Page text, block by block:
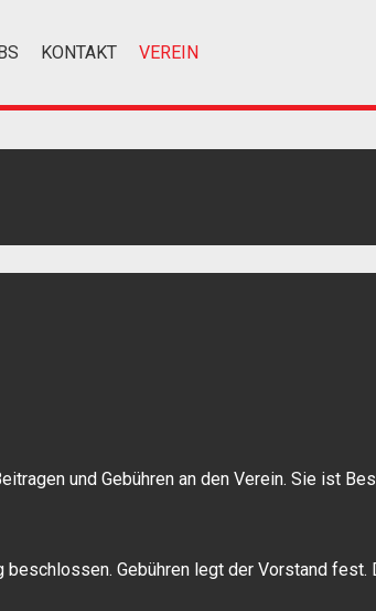
KONTAKT VEREIN
und Gebühren an den Verein. Sie ist
Gebühren legt der Vorstand